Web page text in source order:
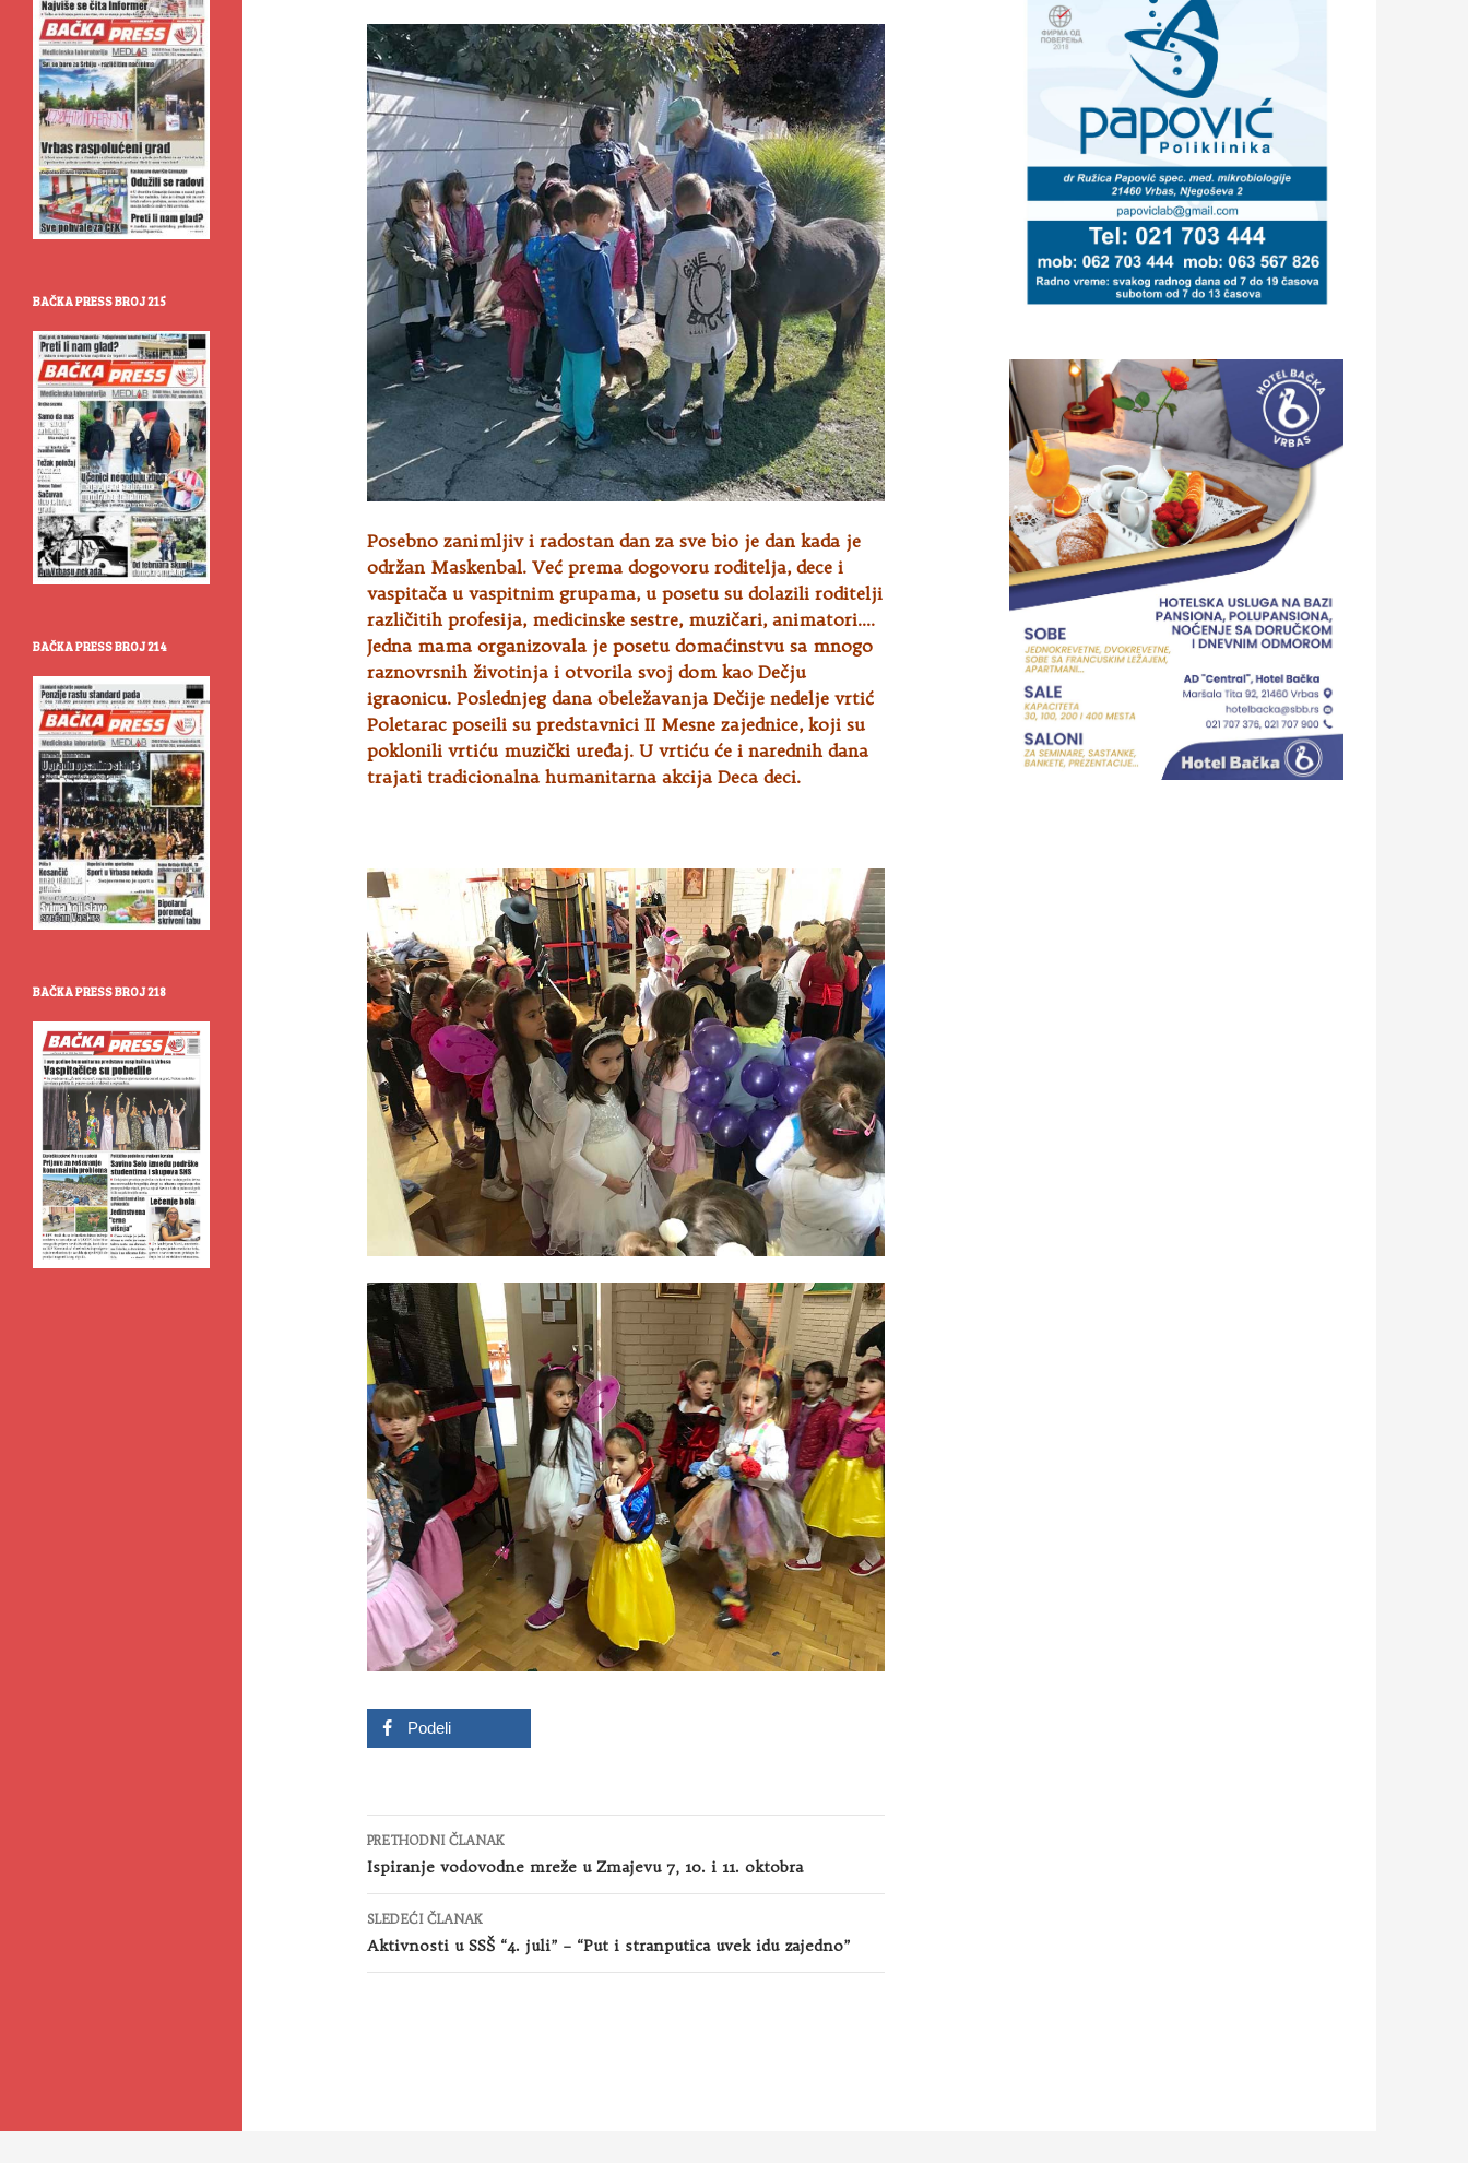
Posebno zanimljiv i radostan dan za sve bio je dan kada je
održan Maskenbal. Već prema dogovoru roditelja, dece i
vaspitača u vaspitnim grupama, u posetu su dolazili roditelji
različitih profesija, medicinske sestre, muzičari, animatori….
Jedna mama organizovala je posetu domaćinstvu sa mnogo
raznovrsnih životinja i otvorila svoj dom kao Dečju
igraonicu. Poslednjeg dana obeležavanja Dečije nedelje vrtić
Poletarac poseili su predstavnici II Mesne zajednice, koji su
poklonili vrtiću muzički uređaj. U vrtiću će i narednih dana
trajati tradicionalna humanitarna akcija Deca deci.
Podeli
Kretanje
članaka
PRETHODNI ČLANAK
Ispiranje vodovodne mreže u Zmajevu 7, 10. i 11. oktobra
SLEDEĆI ČLANAK
Aktivnosti u SSŠ “4. juli” – “Put i stranputica uvek idu zajedno”
BAČKA PRESS BROJ 215
BAČKA PRESS BROJ 214
BAČKA PRESS BROJ 218